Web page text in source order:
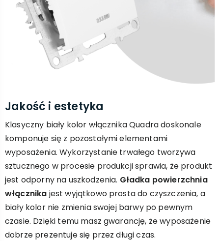
Jakość i estetyka
Klasyczny biały kolor włącznika Quadra doskonale
komponuje się z pozostałymi elementami
wyposażenia. Wykorzystanie trwałego tworzywa
sztucznego w procesie produkcji sprawia, że produkt
jest odporny na uszkodzenia. Gładka powierzchnia
włącznika jest wyjątkowo prosta do czyszczenia, a
biały kolor nie zmienia swojej barwy po pewnym
czasie. Dzięki temu masz gwarancję, że wyposażenie
dobrze prezentuje się przez długi czas.